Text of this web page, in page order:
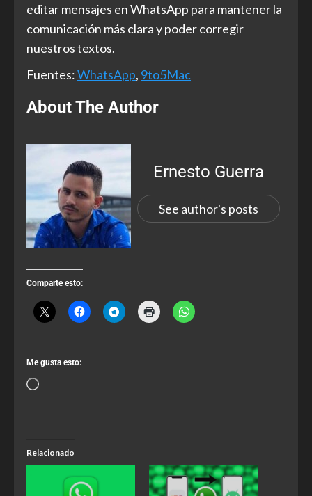
editar mensajes en WhatsApp para mantener la
comunicación más clara y poder corregir
nuestros textos.
Fuentes:WhatsApp, 9to5Mac
About The Author
Ernesto Guerra
See author's posts
Comparte esto:
Me gusta esto:
Relacionado